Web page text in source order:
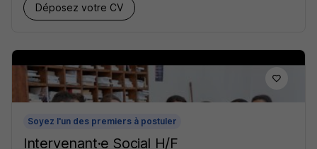
Déposez votre CV
Soyez l'un des premiers à postuler
Intervenant·e Social H/F